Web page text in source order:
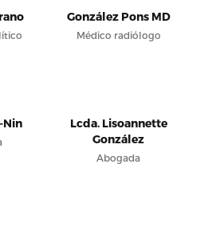
González Pons MD
Médico radiólogo
Nin
Lcda. Lisoannette
González
Abogada